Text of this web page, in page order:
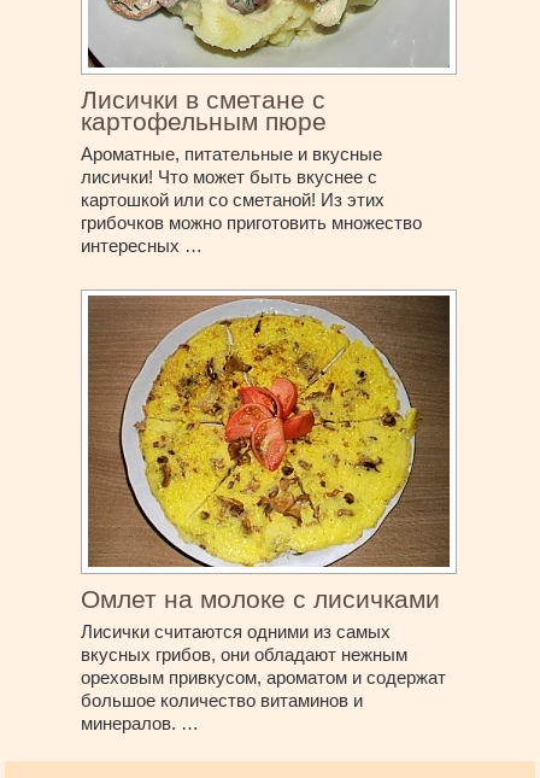
Лисички в сметане с
картофельным пюре
Ароматные, питательные и вкусные
лисички! Что может быть вкуснее с
картошкой или со сметаной! Из этих
грибочков можно приготовить множество
интересных …
Омлет на молоке с лисичками
Лисички считаются одними из самых
вкусных грибов, они обладают нежным
ореховым привкусом, ароматом и содержат
большое количество витаминов и
минералов. …